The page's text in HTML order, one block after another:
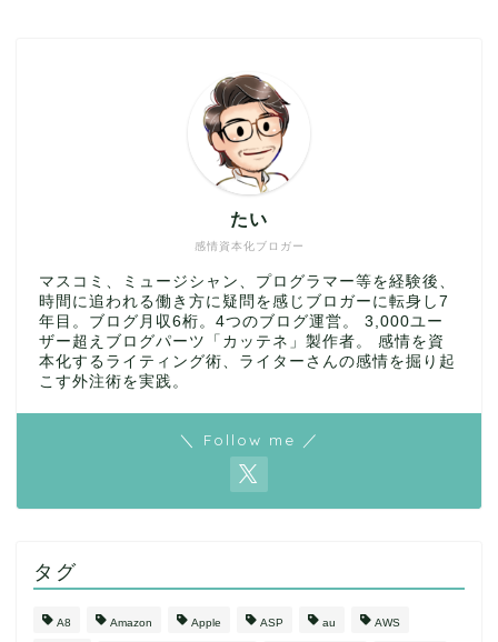
感情資本化ブロガー
たい
マスコミ、ミュージシャン、プログラマー等を経験後、
時間に追われる働き方に疑問を感じブロガーに転身し7
年目。ブログ月収6桁。4つのブログ運営。 3,000ユー
ザー超えブログパーツ「カッテネ」製作者。 感情を資
本化するライティング術、ライターさんの感情を掘り起
こす外注術を実践。
＼ Follow me ／
タグ
A8 Amazon Apple ASP au AWS